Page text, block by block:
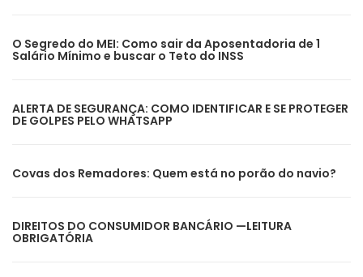
O Segredo do MEI: Como sair da Aposentadoria de 1
Salário Mínimo e buscar o Teto do INSS
ALERTA DE SEGURANÇA: COMO IDENTIFICAR E SE PROTEGER
DE GOLPES PELO WHATSAPP
Covas dos Remadores: Quem está no porão do navio?
DIREITOS DO CONSUMIDOR BANCÁRIO —LEITURA
OBRIGATÓRIA